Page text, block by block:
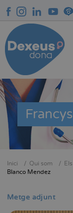
contingut
Fil
Inici Qui som
Blanco Mendez
Metge adjunt